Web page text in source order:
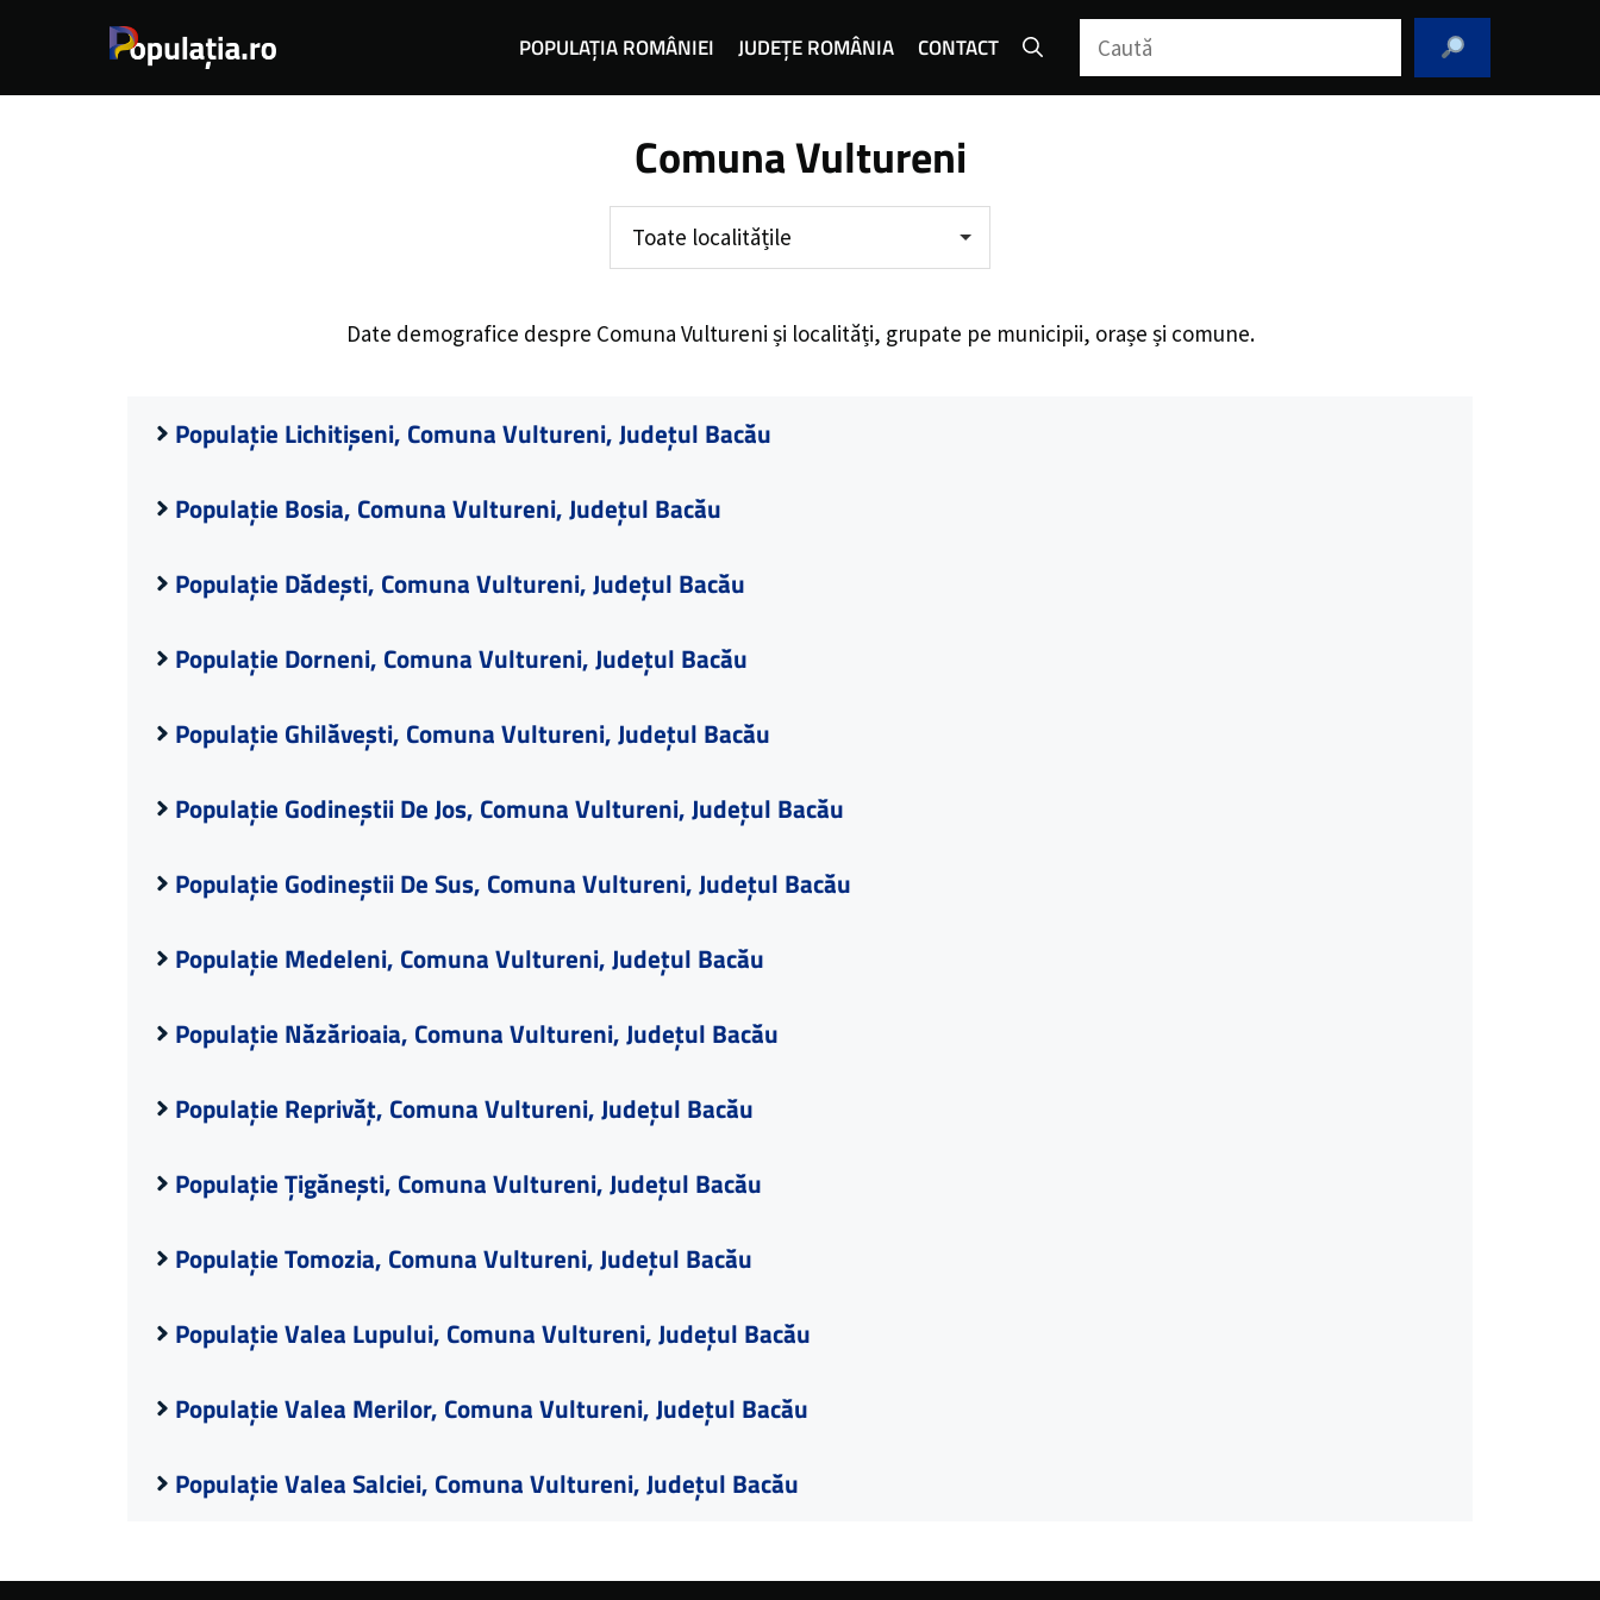
POPULAȚIA ROMÂNIEI JUDEȚE ROMÂNIA CONTACT Caută
Comuna Vultureni
Toate localitățile
Date demografice despre Comuna Vultureni și localități, grupate pe municipii, orașe și comune.
Populație Lichitișeni, Comuna Vultureni, Județul Bacău
Populație Bosia, Comuna Vultureni, Județul Bacău
Populație Dădești, Comuna Vultureni, Județul Bacău
Populație Dorneni, Comuna Vultureni, Județul Bacău
Populație Ghilăvești, Comuna Vultureni, Județul Bacău
Populație Godineștii De Jos, Comuna Vultureni, Județul Bacău
Populație Godineștii De Sus, Comuna Vultureni, Județul Bacău
Populație Medeleni, Comuna Vultureni, Județul Bacău
Populație Năzărioaia, Comuna Vultureni, Județul Bacău
Populație Reprivăț, Comuna Vultureni, Județul Bacău
Populație Țigănești, Comuna Vultureni, Județul Bacău
Populație Tomozia, Comuna Vultureni, Județul Bacău
Populație Valea Lupului, Comuna Vultureni, Județul Bacău
Populație Valea Merilor, Comuna Vultureni, Județul Bacău
Populație Valea Salciei, Comuna Vultureni, Județul Bacău